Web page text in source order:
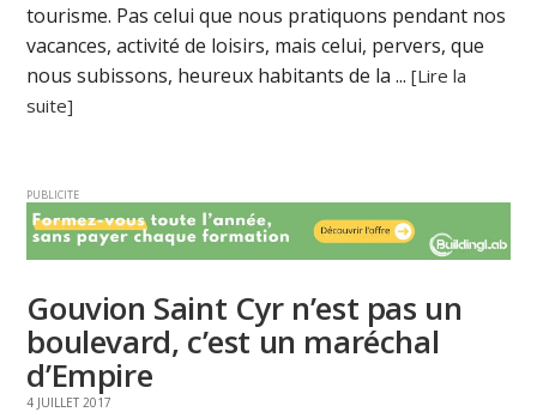
tourisme. Pas celui que nous pratiquons pendant nos
vacances, activité de loisirs, mais celui, pervers, que
nous subissons, heureux habitants de la ...[Lire la
suite]
PUBLICITE
Gouvion Saint Cyr n’est pas un
boulevard, c’est un maréchal
d’Empire
4 JUILLET 2017